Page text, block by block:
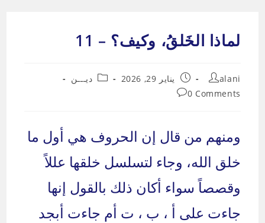
contentلماذا الخَلقُ، وكيف؟ – 11
Post
author:
alani
Post
published:
يناير 29, 2026
Postديـــن
Post
0 Comments
ومنهم من قال إن الحروف هي أول ما
خلق الله، وجاء لتسلسل خلقها عللاً
وقصصاً سواء أكان ذلك بالقول إنها
جاءت على أ ، ب ، ت أم جاءت أبجد